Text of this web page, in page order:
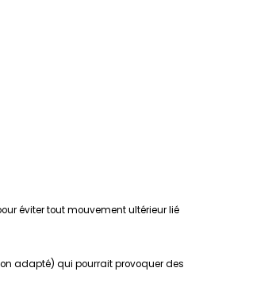
éviter tout mouvement ultérieur lié
adapté) qui pourrait provoquer des